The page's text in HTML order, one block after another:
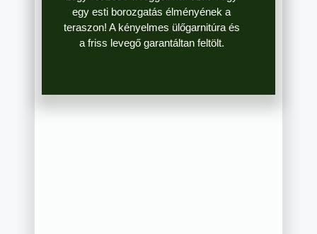
egy esti borozgatás élményének a
teraszon! A kényelmes ülőgarnitúra és
a friss levegő garantáltan feltölt.